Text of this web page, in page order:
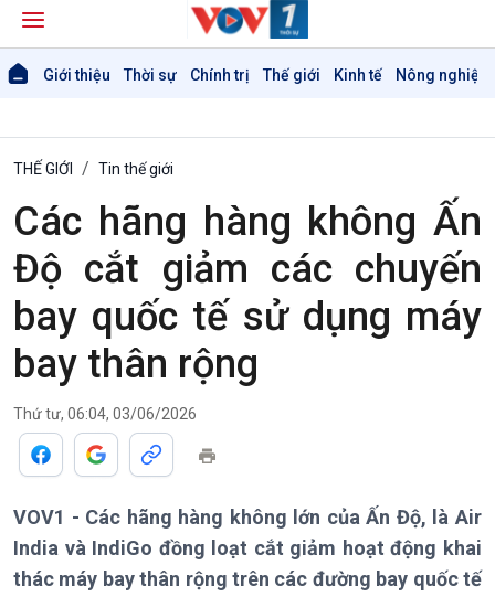
Giới thiệu Thời sự Chính trị Thế giới Kinh tế Nông nghiệp
Giới thiệu
Thời sự 12h
Thời sự 18h
Thời sự 21h30
THẾ GIỚI Tin thế giới
Các hãng hàng không Ấn
Độ cắt giảm các chuyến
bay quốc tế sử dụng máy
bay thân rộng
Thứ tư, 06:04, 03/06/2026
VOV1 - Các hãng hàng không lớn của Ấn Độ, là Air
India và IndiGo đồng loạt cắt giảm hoạt động khai
thác máy bay thân rộng trên các đường bay quốc tế